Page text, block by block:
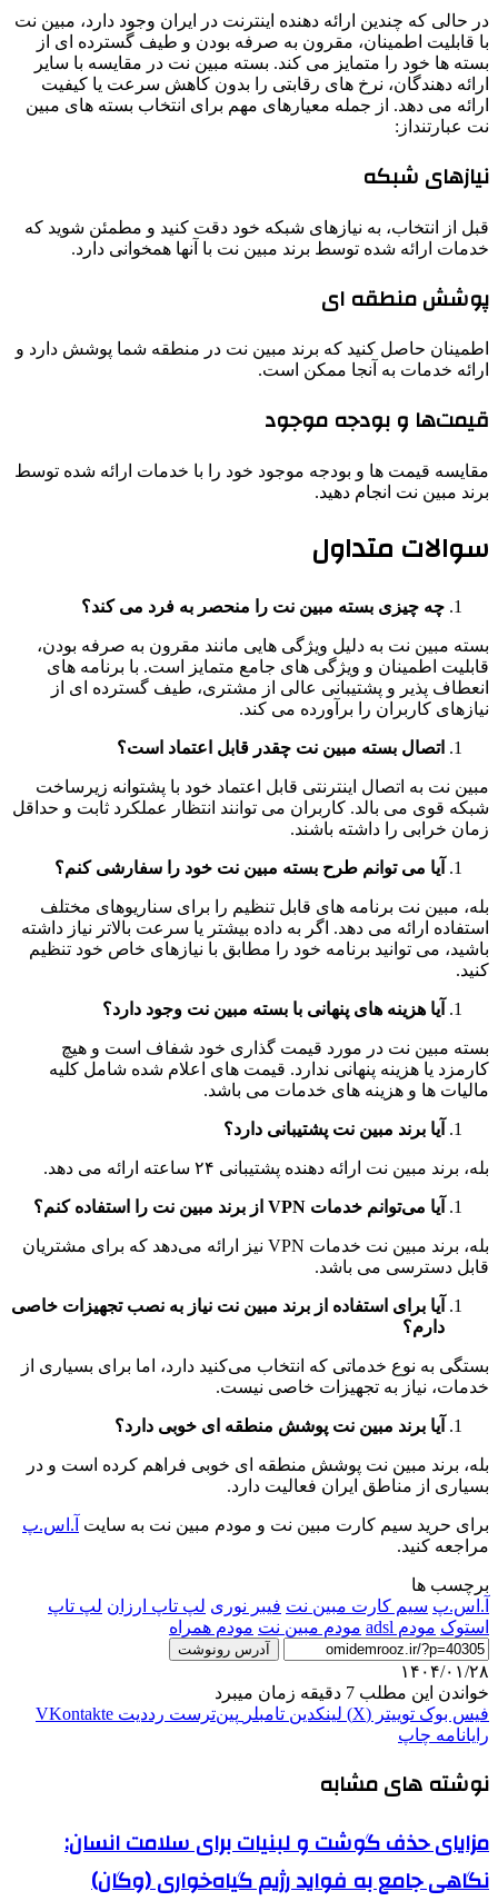
در حالی که چندین ارائه دهنده اینترنت در ایران وجود دارد، مبین نت
با قابلیت اطمینان، مقرون به صرفه بودن و طیف گسترده ای از
بسته ها خود را متمایز می کند. بسته مبین نت در مقایسه با سایر
ارائه دهندگان، نرخ های رقابتی را بدون کاهش سرعت یا کیفیت
ارائه می دهد. از جمله معیارهای مهم برای انتخاب بسته های مبین
نت عبارتنداز:
نیازهای شبکه
قبل از انتخاب، به نیازهای شبکه خود دقت کنید و مطمئن شوید که
خدمات ارائه شده توسط برند مبین نت با آنها همخوانی دارد.
پوشش منطقه‌ ای
اطمینان حاصل کنید که برند مبین نت در منطقه شما پوشش دارد و
ارائه خدمات به آنجا ممکن است.
قیمت‌ها و بودجه موجود
مقایسه قیمت‌ ها و بودجه موجود خود را با خدمات ارائه شده توسط
برند مبین نت انجام دهید.
سوالات متداول
چه چیزی بسته مبین نت را منحصر به فرد می کند؟
بسته مبین نت به دلیل ویژگی هایی مانند مقرون به صرفه بودن،
قابلیت اطمینان و ویژگی های جامع متمایز است. با برنامه های
انعطاف پذیر و پشتیبانی عالی از مشتری، طیف گسترده ای از
نیازهای کاربران را برآورده می کند.
اتصال بسته مبین نت چقدر قابل اعتماد است؟
مبین نت به اتصال اینترنتی قابل اعتماد خود با پشتوانه زیرساخت
شبکه قوی می بالد. کاربران می توانند انتظار عملکرد ثابت و حداقل
زمان خرابی را داشته باشند.
آیا می توانم طرح بسته مبین نت خود را سفارشی کنم؟
بله، مبین نت برنامه های قابل تنظیم را برای سناریوهای مختلف
استفاده ارائه می دهد. اگر به داده بیشتر یا سرعت بالاتر نیاز داشته
باشید، می توانید برنامه خود را مطابق با نیازهای خاص خود تنظیم
کنید.
آیا هزینه های پنهانی با بسته مبین نت وجود دارد؟
بسته مبین نت در مورد قیمت گذاری خود شفاف است و هیچ
کارمزد یا هزینه پنهانی ندارد. قیمت های اعلام شده شامل کلیه
مالیات ها و هزینه های خدمات می باشد.
آیا برند مبین نت پشتیبانی دارد؟
بله، برند مبین نت ارائه دهنده پشتیبانی ۲۴ ساعته ارائه می دهد.
آیا می‌توانم خدمات VPN از برند مبین نت را استفاده کنم؟
بله، برند مبین نت خدمات VPN نیز ارائه می‌دهد که برای مشتریان
قابل دسترسی می باشد.
آیا برای استفاده از برند مبین نت نیاز به نصب تجهیزات خاصی
دارم؟
بستگی به نوع خدماتی که انتخاب می‌کنید دارد، اما برای بسیاری از
خدمات، نیاز به تجهیزات خاصی نیست.
آیا برند مبین نت پوشش منطقه ‌ای خوبی دارد؟
بله، برند مبین نت پوشش منطقه ‌ای خوبی فراهم کرده است و در
بسیاری از مناطق ایران فعالیت دارد.
برای حرید سیم کارت مبین نت و مودم مبین نت به سایت آ.اس.پ
مراجعه کنید.
برچسب ها
آ.اس.پ سیم کارت مبین نت فیبر نوری لپ تاپ ارزان لپ تاپ
استوک مودم adsl مودم مبین نت مودم همراه
آدرس رونوشت
۱۴۰۴/۰۱/۲۸
خواندن این مطلب 7 دقیقه زمان میبرد
فیس بوک توییتر (X) لینکدین ‫تامبلر ‫پین‌ترست ‫رددیت ‫VKontakte
رایانامه چاپ
نوشته های مشابه
مزایای حذف گوشت و لبنیات برای سلامت انسان:
نگاهی جامع به فواید رژیم گیاه‌خواری (وگان)